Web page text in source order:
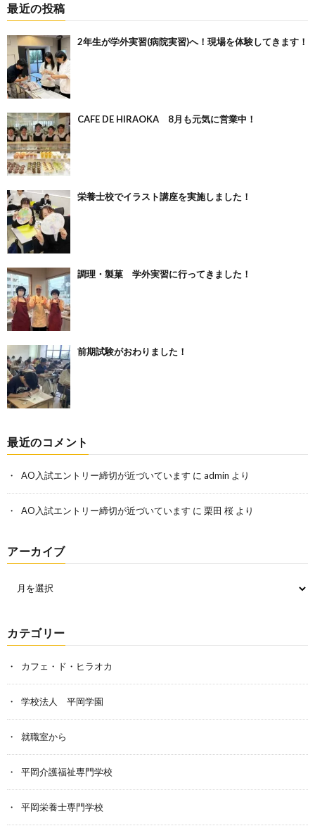
最近の投稿
2年生が学外実習(病院実習)へ！現場を体験してきます！
CAFE DE HIRAOKA 8月も元気に営業中！
栄養士校でイラスト講座を実施しました！
調理・製菓 学外実習に行ってきました！
前期試験がおわりました！
最近のコメント
AO入試エントリー締切が近づいています に admin より
AO入試エントリー締切が近づいています に 栗田 桜 より
アーカイブ
カテゴリー
カフェ・ド・ヒラオカ
学校法人 平岡学園
就職室から
平岡介護福祉専門学校
平岡栄養士専門学校